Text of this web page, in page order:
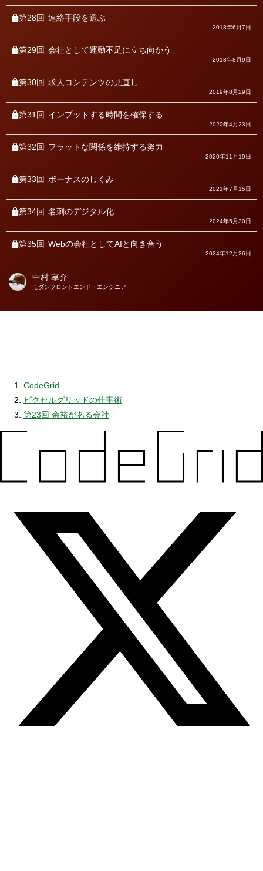
第28回 連絡手段を選ぶ
2018年6月7日
第29回 会社として運動不足に立ち向かう
2018年8月9日
第30回 求人コンテンツの見直し
2019年8月29日
第31回 インプットする時間を確保する
2020年4月23日
第32回 フラットな関係を維持する努力
2020年11月19日
第33回 ボーナスのしくみ
2021年7月15日
第34回 名刺のデジタル化
2024年5月30日
第35回 Webの会社としてAIと向き合う
2024年12月26日
著
中村 享介
モダンフロントエンド・エンジニア
CodeGrid
ピクセルグリッドの仕事術
第23回 余裕がある会社